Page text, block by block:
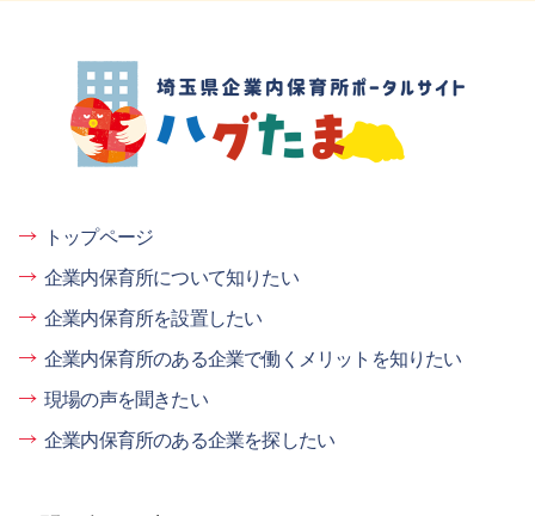
埼玉県企業内保育所ポータルサイト ハグ
たま
トップページ
企業内保育所について知りたい
企業内保育所を設置したい
企業内保育所のある企業で働くメリットを知りたい
現場の声を聞きたい
企業内保育所のある企業を探したい